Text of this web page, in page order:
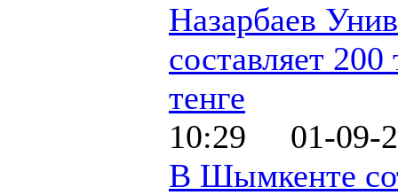
Назарбаев
составляет 200
тенге
10:29 01-09-
В Шымкенте